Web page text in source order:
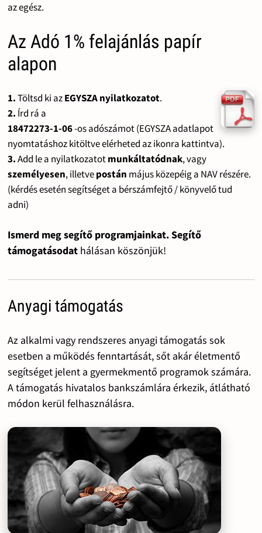
az egész.
Az Adó 1% felajánlás papír
alapon
1.Töltsd ki azEGYSZA nyilatkozatot.
2. Írd rá a
18472273-1-06-os adószámot (EGYSZA adatlapot
nyomtatáshoz kitöltve elérheted az ikonra kattintva).
3.Add le a nyilatkozatotmunkáltatódnak, vagy
személyesen, illetvepostán május közepéig a NAV részére.
(kérdés esetén segítséget a bérszámfejtő / könyvelő tud
adni)
Ismerd meg segítő programjainkat. Segítő
támogatásodat hálásan köszönjük!
Anyagi támogatás
Az alkalmi vagy rendszeres anyagi támogatás sok
esetben a működés fenntartását, sőt akár életmentő
segítséget jelent a gyermekmentő programok számára.
A támogatás hivatalos bankszámlára érkezik, átlátható
módon kerül felhasználásra.